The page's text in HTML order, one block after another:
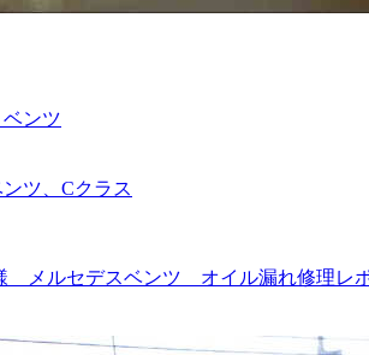
ベンツ
ツ、Cクラス
ルセデスベンツ オイル漏れ修理レポ